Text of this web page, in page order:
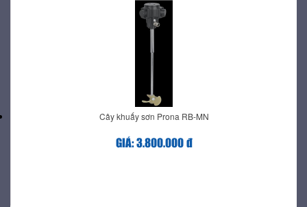
Cây khuấy sơn Prona RB-MN
GIÁ: 3.800.000 đ